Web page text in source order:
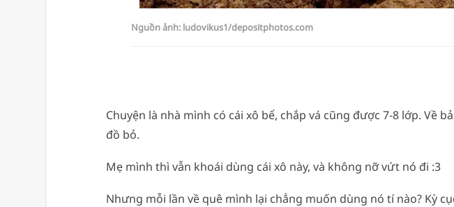
Nguồn ảnh: ludovikus1/depositphotos.com
Chuyện là nhà mình có cái xô bể, chắp vá cũng được 7-8 lớp.
đồ bỏ.
Mẹ mình thì vẫn khoái dùng cái xô này, và không nỡ vứt nó đi :3
Nhưng mỗi lần về quê mình lại chẳng muốn dùng nó tí nào? Kỳ